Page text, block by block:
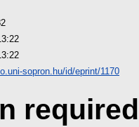
sopron.hu/id/eprint/1170